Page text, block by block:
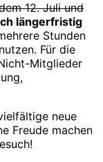
12. Juli und
längerfristig
Stunden
Für die
Mitglieder
neue
Freude machen